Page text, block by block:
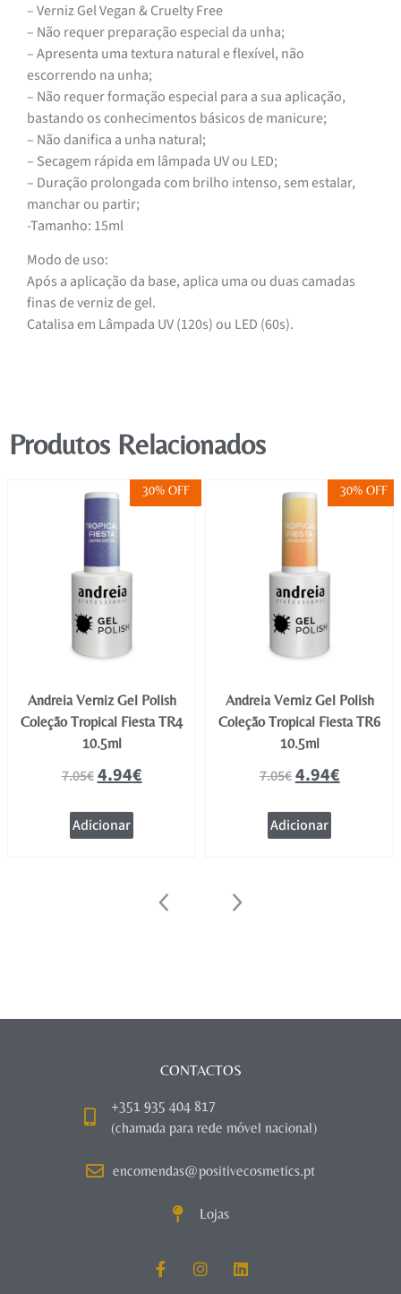
– Verniz Gel Vegan & Cruelty Free
– Não requer preparação especial da unha;
– Apresenta uma textura natural e flexível, não
escorrendo na unha;
– Não requer formação especial para a sua aplicação,
bastando os conhecimentos básicos de manicure;
– Não danifica a unha natural;
– Secagem rápida em lâmpada UV ou LED;
– Duração prolongada com brilho intenso, sem estalar,
manchar ou partir;
-Tamanho: 15ml
Modo de uso:
Após a aplicação da base, aplica uma ou duas camadas
finas de verniz de gel.
Catalisa em Lâmpada UV (120s) ou LED (60s).
Produtos Relacionados
30% OFF
Andreia Verniz Gel Polish
Coleção Tropical Fiesta TR4
10.5ml
7.05€4.94€
Adicionar
30% OFF
Andreia Verniz Gel Polish
Coleção Tropical Fiesta TR6
10.5ml
7.05€4.94€
Adicionar
CONTACTOS
+351 935 404 817
(chamada para rede móvel nacional)
encomendas@positivecosmetics.pt
Lojas